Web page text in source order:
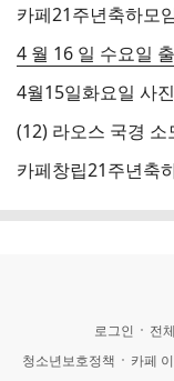
카페21주년축하모
4월15일화요일 사
카페창립21주년축
로그인 전
청소년보호정책
카페